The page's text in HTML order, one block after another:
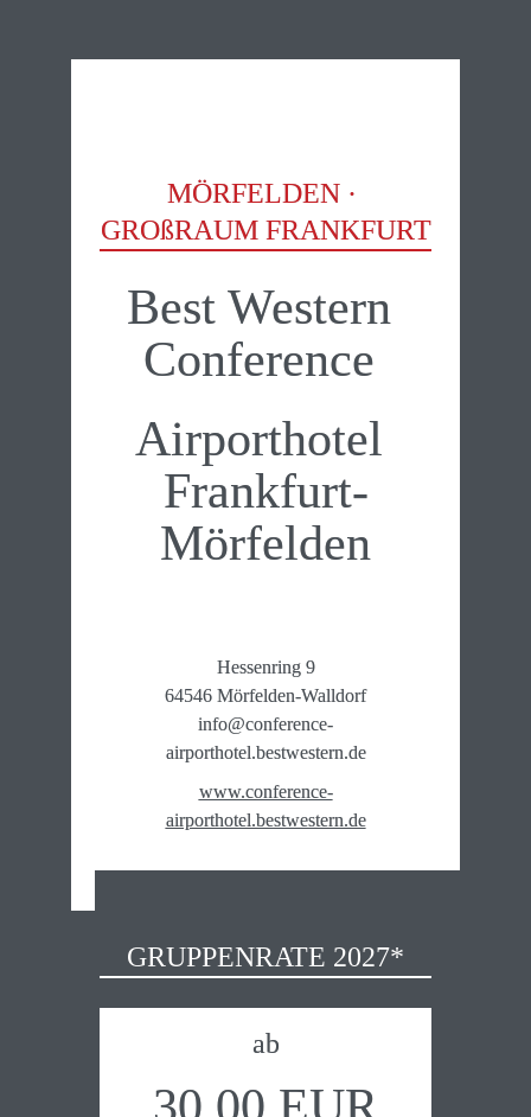
MÖRFELDEN ·
GROßRAUM FRANKFURT
Best Western
Conference
Airporthotel
Frankfurt-
Mörfelden
Hessenring 9
64546 Mörfelden-Walldorf
info@conference-
airporthotel.bestwestern.de
www.conference-
airporthotel.bestwestern.de
GRUPPENRATE 2027*
ab